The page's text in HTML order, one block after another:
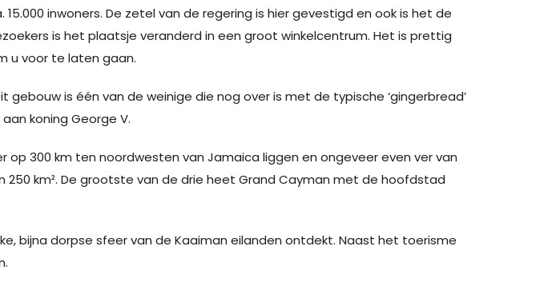
inwoners. De zetel van de regering is hier gevestigd en ook is het de
is het plaatsje veranderd in een groot winkelcentrum. Het is prettig
u voor te laten gaan.
is één van de weinige die nog over is met de typische ‘gingerbread’
koning George V.
300 km ten noordwesten van Jamaica liggen en ongeveer even ver van
km². De grootste van de drie heet Grand Cayman met de hoofdstad
bijna dorpse sfeer van de Kaaiman eilanden ontdekt. Naast het toerisme